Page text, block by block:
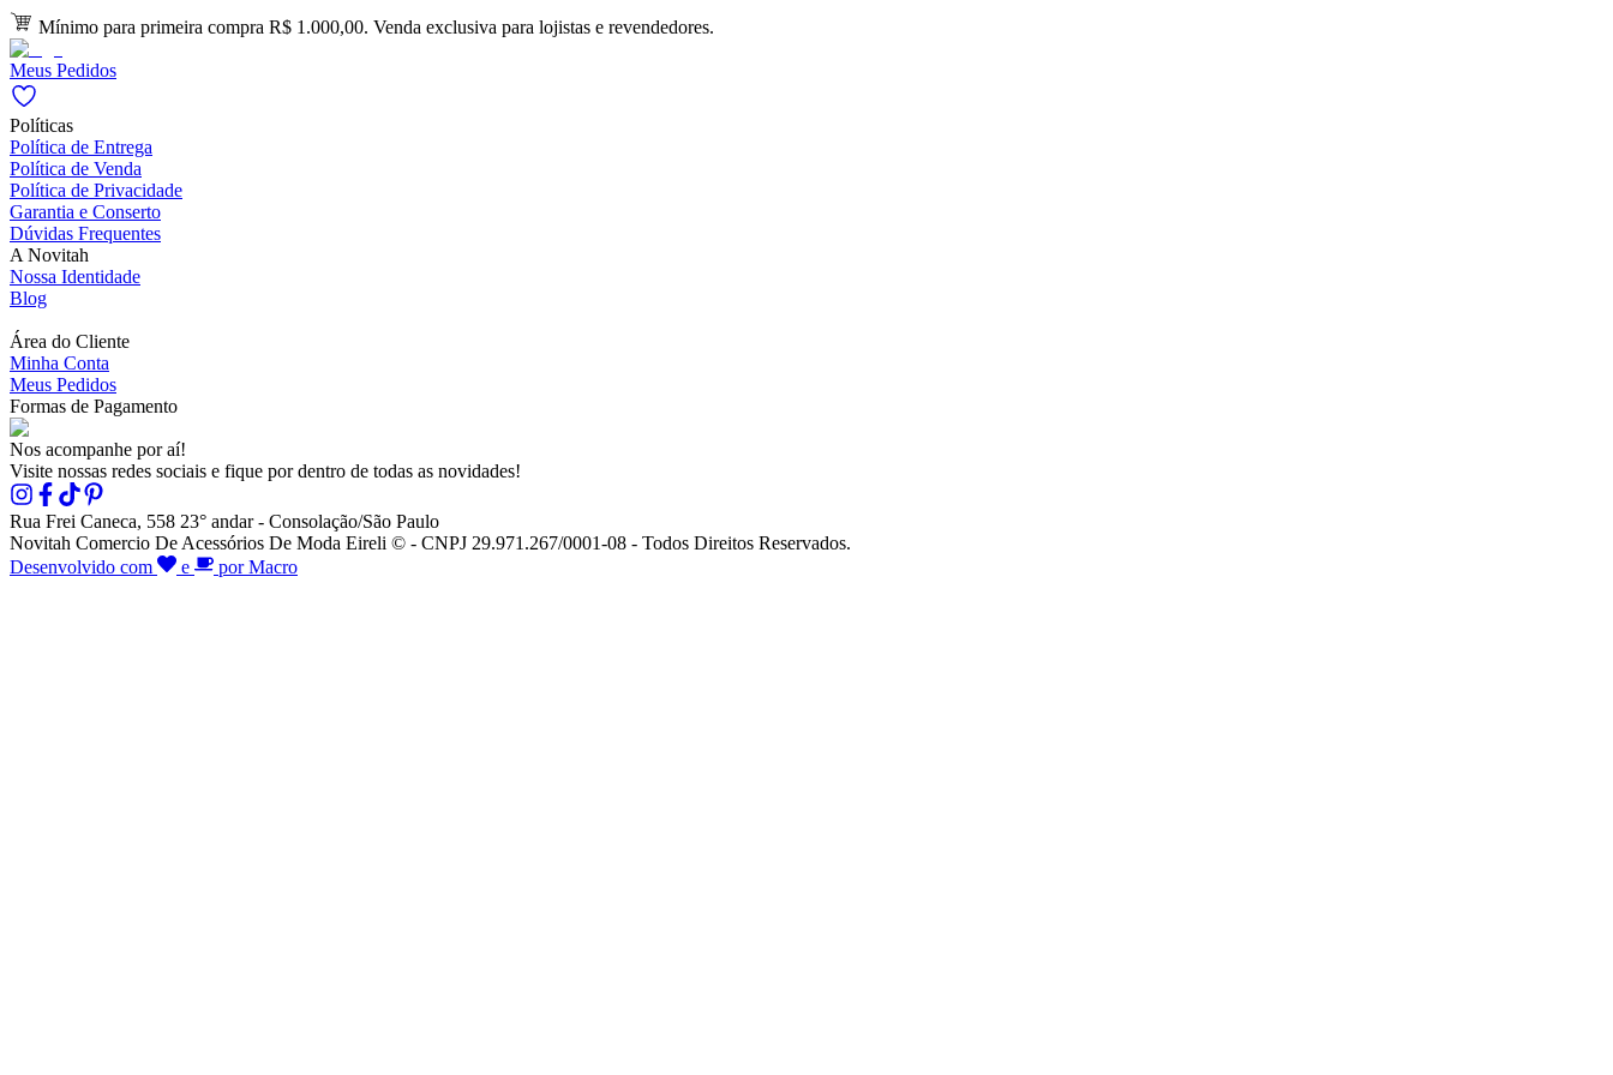
Mínimo para primeira compra R$ 1.000,00. Venda exclusiva para lojistas e revendedores.
Meus Pedidos
Políticas
Política de Entrega
Política de Venda
Política de Privacidade
Garantia e Conserto
Dúvidas Frequentes
A Novitah
Nossa Identidade
Blog
Área do Cliente
Minha Conta
Meus Pedidos
Formas de Pagamento
Nos acompanhe por aí!
Visite nossas redes sociais e fique por dentro de todas as novidades!
Rua Frei Caneca, 558 23° andar - Consolação/São Paulo
Novitah Comercio De Acessórios De Moda Eireli © - CNPJ 29.971.267/0001-08 - Todos Direitos Reservados.
Desenvolvido com
e por Macro